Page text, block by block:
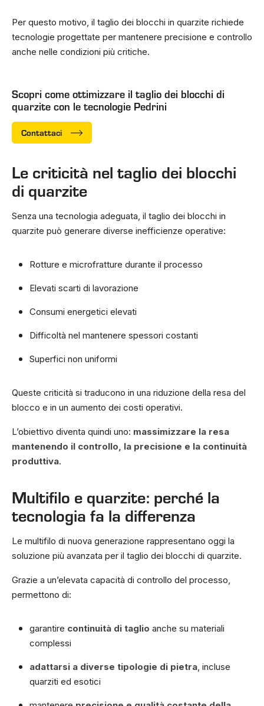
Per questo motivo, il taglio dei blocchi in quarzite richiede
tecnologie progettate per mantenere precisione e controllo
anche nelle condizioni più critiche.
Scopri come ottimizzare il taglio dei blocchi di
quarzite con le tecnologie Pedrini
Contattaci
Le criticità nel taglio dei blocchi
di quarzite
Senza una tecnologia adeguata, il taglio dei blocchi in
quarzite può generare diverse inefficienze operative:
Rotture e microfratture durante il processo
Elevati scarti di lavorazione
Consumi energetici elevati
Difficoltà nel mantenere spessori costanti
Superfici non uniformi
Queste criticità si traducono in una riduzione della resa del
blocco e in un aumento dei costi operativi.
L’obiettivo diventa quindi uno: massimizzare la resa
mantenendo il controllo, la precisione e la continuità
produttiva.
Multifilo e quarzite: perché la
tecnologia fa la differenza
Le multifilo di nuova generazione rappresentano oggi la
soluzione più avanzata per il taglio dei blocchi di quarzite.
Grazie a un’elevata capacità di controllo del processo,
permettono di:
garantire continuità di taglio anche su materiali
complessi
adattarsi a diverse tipologie di pietra, incluse
quarziti ed esotici